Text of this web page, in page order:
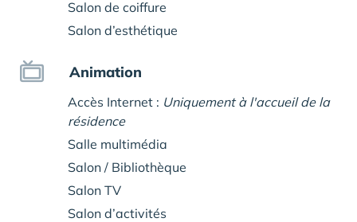
Salon de coiffure
Salon d’esthétique
Animation
Accès Internet : Uniquement à l'accueil de la
résidence
Salle multimédia
Salon / Bibliothèque
Salon TV
Salon d’activités